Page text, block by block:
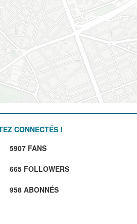
CONNECTÉS !
5907 FANS
665 FOLLOWERS
958 ABONNÉS